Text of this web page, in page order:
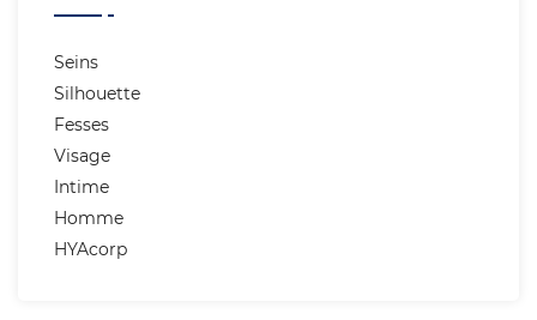
Seins
Silhouette
Fesses
Visage
Intime
Homme
HYAcorp